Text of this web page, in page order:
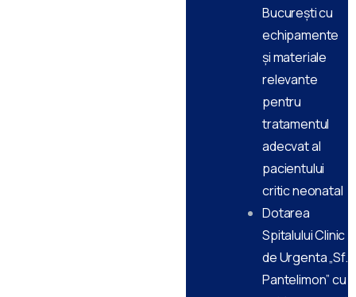
București cu
echipamente
și materiale
relevante
pentru
tratamentul
adecvat al
pacientului
critic neonatal
Dotarea
Spitalului Clinic
de Urgenta „Sf.
Pantelimon” cu